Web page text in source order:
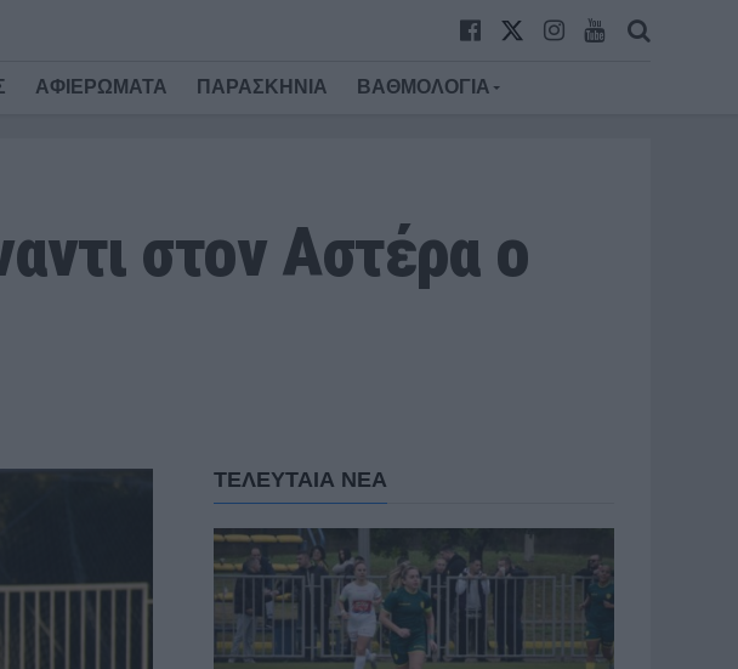
ΑΦΙΕΡΩΜΑΤΑ ΠΑΡΑΣΚΗΝΙΑ ΒΑΘΜΟΛΟΓΙΑ
στον Αστέρα ο
ΤΕΛΕΥΤΑΙΑ ΝΕΑ